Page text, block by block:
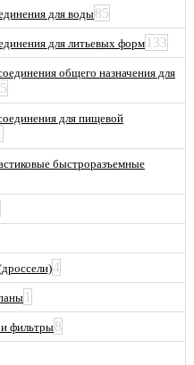
для воды85
для литьевых форм133
общего назначения для
для пищевой
быстроразъемные
4
1
фильтры8